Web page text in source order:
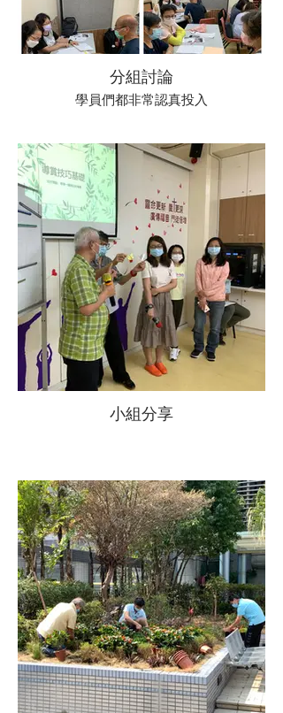
分組討論
學員們都非常認真投入
小組分享